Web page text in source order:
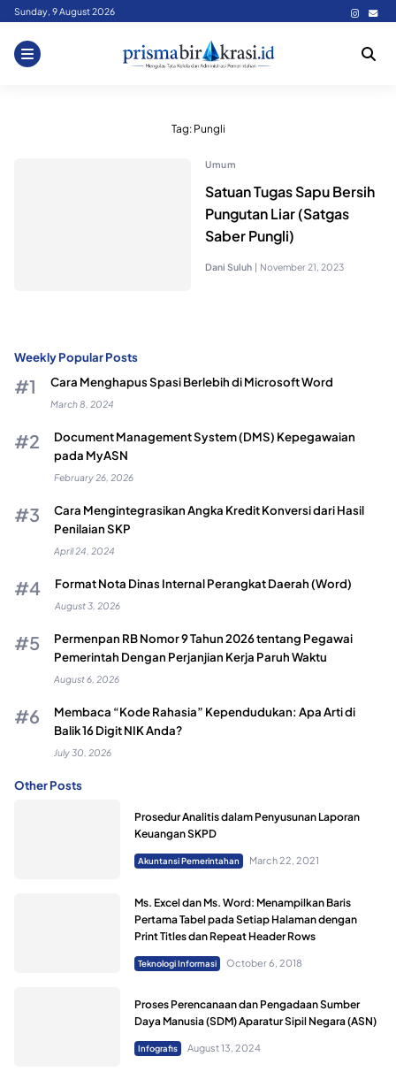
Skip
content
Sunday, 9 August 2026
Tag: Pungli
Umum
Satuan Tugas Sapu Bersih
Pungutan Liar (Satgas
Saber Pungli)
Dani Suluh | November 21, 2023
Weekly Popular Posts
Cara Menghapus Spasi Berlebih di Microsoft Word
March 8, 2024
Document Management System (DMS) Kepegawaian
pada MyASN
February 26, 2026
Cara Mengintegrasikan Angka Kredit Konversi dari Hasil
Penilaian SKP
April 24, 2024
Format Nota Dinas Internal Perangkat Daerah (Word)
August 3, 2026
Permenpan RB Nomor 9 Tahun 2026 tentang Pegawai
Pemerintah Dengan Perjanjian Kerja Paruh Waktu
August 6, 2026
Membaca “Kode Rahasia” Kependudukan: Apa Arti di
Balik 16 Digit NIK Anda?
July 30, 2026
Other Posts
Prosedur Analitis dalam Penyusunan Laporan
Keuangan SKPD
Akuntansi Pemerintahan March 22, 2021
Ms. Excel dan Ms. Word: Menampilkan Baris
Pertama Tabel pada Setiap Halaman dengan
Print Titles dan Repeat Header Rows
Teknologi Informasi October 6, 2018
Proses Perencanaan dan Pengadaan Sumber
Daya Manusia (SDM) Aparatur Sipil Negara (ASN)
Infografis August 13, 2024